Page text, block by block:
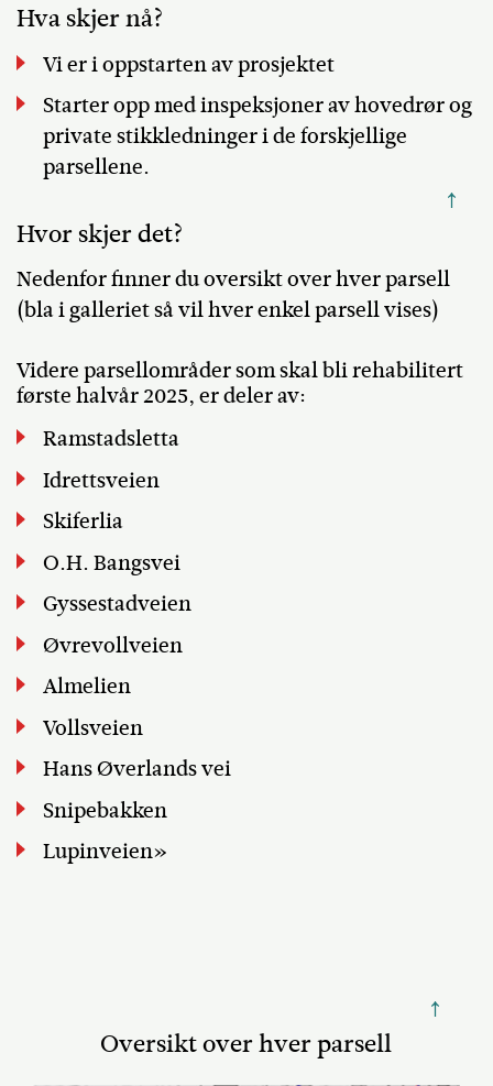
Hva skjer nå?
Vi er i oppstarten av prosjektet
Starter opp med inspeksjoner av hovedrør og
private stikkledninger i de forskjellige
parsellene.
↑
Hvor skjer det?
Nedenfor finner du oversikt over hver parsell
(bla i galleriet så vil hver enkel parsell vises)
Videre parsellområder som skal bli rehabilitert
første halvår 2025, er deler av:
Ramstadsletta
Idrettsveien
Skiferlia
O.H. Bangsvei
Gyssestadveien
Øvrevollveien
Almelien
Vollsveien
Hans Øverlands vei
Snipebakken
Lupinveien»
↑
Oversikt over hver parsell